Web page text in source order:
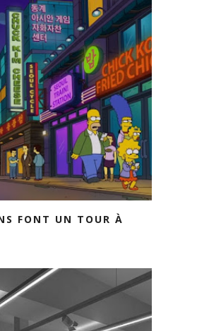
FONT UN TOUR À